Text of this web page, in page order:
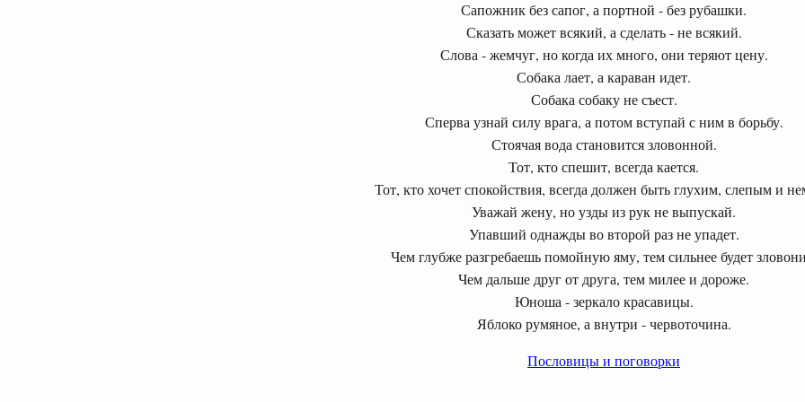
Сапожник без сапог, а портной - без рубашки.
Сказать может всякий, а сделать - не всякий.
Слова - жемчуг, но когда их много, они теряют цену.
Собака лает, а караван идет.
Собака собаку не съест.
Сперва узнай силу врага, а потом вступай с ним в борьбу.
Стоячая вода становится зловонной.
Тот, кто спешит, всегда кается.
Тот, кто хочет спокойствия, всегда должен быть глухим, слепым и
Уважай жену, но узды из рук не выпускай.
Упавший однажды во второй раз не упадет.
Чем глубже разгребаешь помойную яму, тем сильнее будет
Чем дальше друг от друга, тем милее и дороже.
Юноша - зеркало красавицы.
Яблоко румяное, а внутри - червоточина.
Пословицы и поговорки